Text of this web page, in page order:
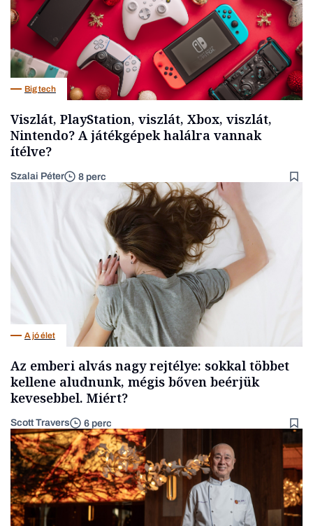
Big tech
Viszlát, PlayStation, viszlát, Xbox, viszlát,
Nintendo? A játékgépek halálra vannak
ítélve?
Szalai Péter 8 perc
A jó élet
Az emberi alvás nagy rejtélye: sokkal többet
kellene aludnunk, mégis bőven beérjük
kevesebbel. Miért?
Scott Travers 6 perc